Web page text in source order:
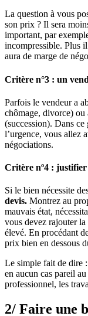
La question à vous
son prix ? Il sera
important, par
incompressible. Plus
aura de marge de
Critère n°3 : un
Parfois le vendeur a
chômage, divorce) ou
(succession). Dans ce
l’urgence, vous allez
négociations.
Critère nº4 : justifier
Si le bien nécessite
devis. Montrez au
mauvais état,
vous devez rajouter
élevé. En procédant
prix bien en dessous
Le simple fait de dire
en aucun cas pareil
professionnel, les
2/ Faire une